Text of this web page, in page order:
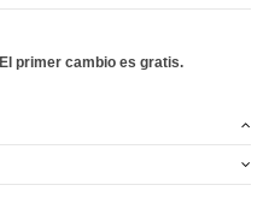
El primer cambio es gratis.